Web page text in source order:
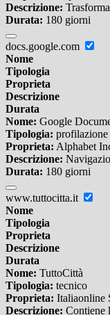
Descrizione:
Durata: 180 giorni
docs.google.com
Nome
Tipologia
Proprieta
Descrizione
Durata
Nome: Google
Tipologia: profilazione
Proprieta: Alphabet
Descrizione:
Durata: 180 giorni
www.tuttocitta.it
Nome
Tipologia
Proprieta
Descrizione
Durata
Nome: TuttoCittà
Tipologia: tecnico
Proprieta: Italiaonline
Descrizione: Contiene